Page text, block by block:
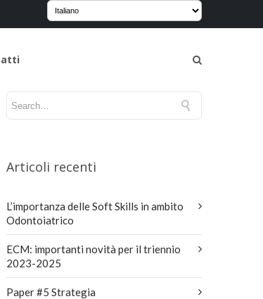
Articoli recenti
L’importanza delle Soft Skills in ambito
Odontoiatrico
ECM: importanti novità per il triennio
2023-2025
Paper #5 Strategia